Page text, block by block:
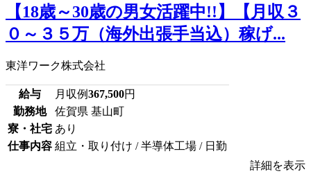
【18歳～30歳の男女活躍中!!】【月収３
０～３５万（海外出張手当込）稼げ...
東洋ワーク株式会社
給与 月収例367,500円
勤務地
佐賀県 基山町
寮・社宅 あり
仕事内容 組立・取り付け / 半導体工場 / 日勤
詳細を表示